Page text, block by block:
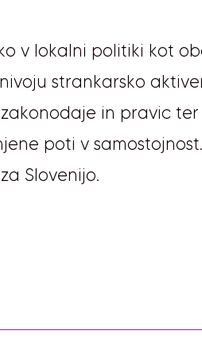
v lokalni politiki kot
strankarsko
in pravic
poti v
Slovenijo.